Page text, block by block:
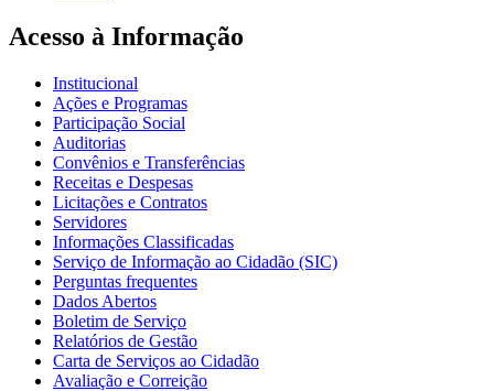
Acesso à Informação
Institucional
Ações e Programas
Participação Social
Auditorias
Convênios e Transferências
Receitas e Despesas
Licitações e Contratos
Servidores
Informações Classificadas
Serviço de Informação ao Cidadão (SIC)
Perguntas frequentes
Dados Abertos
Boletim de Serviço
Relatórios de Gestão
Carta de Serviços ao Cidadão
Avaliação e Correição